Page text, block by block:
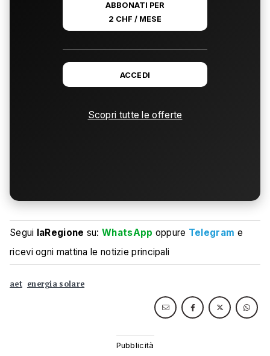
ABBONATI PER
2 CHF / MESE
ACCEDI
Scopri tutte le offerte
Segui laRegione su:WhatsApp oppure Telegram e
ricevi ogni mattina le notizie principali
aet energia solare